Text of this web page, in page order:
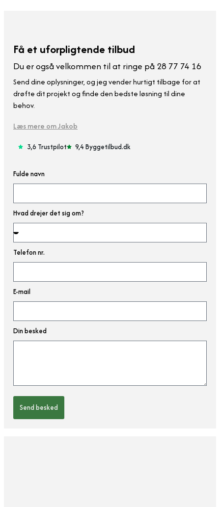
Få et uforpligtende tilbud
Du er også velkommen til at ringe på 28 77 74 16
Send dine oplysninger, og jeg vender hurtigt tilbage for at
drøfte dit projekt og finde den bedste løsning til dine
behov.
Læs mere om Jakob
3,6 Trustpilot 9,4 Byggetilbud.dk
Fulde navn
Hvad drejer det sig om?
Telefon nr.
E-mail
Din besked
Send besked